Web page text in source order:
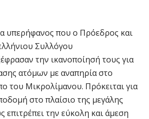
υπερήφανος που ο Πρόεδρος και
Συλλόγου
την ικανοποίησή τους για
ατόμων με αναπηρία στο
του Μικρολίμανου. Πρόκειται για
στο πλαίσιο της μεγάλης
επιτρέπει την εύκολη και άμεση